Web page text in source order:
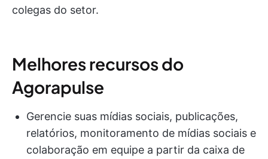
colegas do setor.
Melhores recursos do
Agorapulse
Gerencie suas mídias sociais, publicações,
relatórios, monitoramento de mídias sociais e
colaboração em equipe a partir da caixa de